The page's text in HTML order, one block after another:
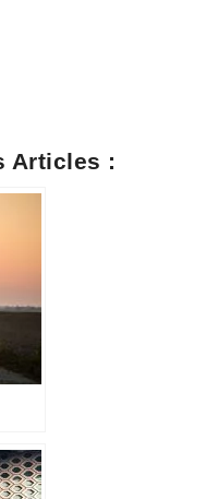
Articles :